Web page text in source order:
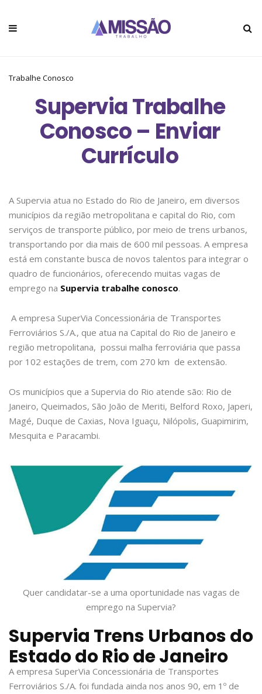
Trabalhe Conosco
Supervia Trabalhe
Conosco – Enviar
Currículo
A Supervia atua no Estado do Rio de Janeiro, em diversos
municípios da região metropolitana e capital do Rio, com
serviços de transporte público, por meio de trens urbanos,
transportando por dia mais de 600 mil pessoas. A empresa
está em constante busca de novos talentos para integrar o
quadro de funcionários, oferecendo muitas vagas de
emprego na Supervia trabalhe conosco.
A empresa SuperVia Concessionária de Transportes
Ferroviários S./A., que atua na Capital do Rio de Janeiro e
região metropolitana, possui malha ferroviária que passa
por 102 estações de trem, com 270 km de extensão.
Os municípios que a Supervia do Rio atende são: Rio de
Janeiro, Queimados, São João de Meriti, Belford Roxo, Japeri,
Magé, Duque de Caxias, Nova Iguaçu, Nilópolis, Guapimirim,
Mesquita e Paracambi.
Quer candidatar-se a uma oportunidade nas vagas de
emprego na Supervia?
Supervia Trens Urbanos do
Estado do Rio de Janeiro
A empresa SuperVia Concessionária de Transportes
Ferroviários S./A. foi fundada ainda nos anos 90, em 1º de